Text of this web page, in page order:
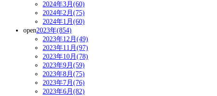
2024年3月(60)
2024年2月(75)
2024年1月(60)
open2023年(854)
2023年12月(49)
2023年11月(97)
2023年10月(78)
2023年9月(59)
2023年8月(75)
2023年7月(76)
2023年6月(82)